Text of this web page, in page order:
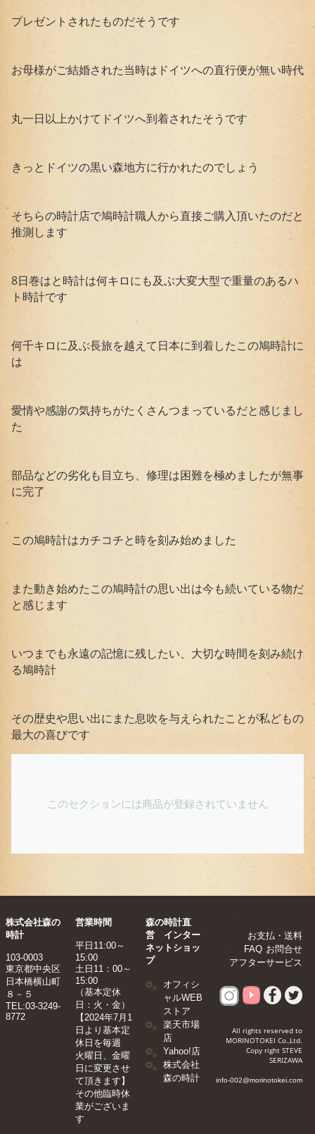
プレゼントされたものだそうです
お母様がご結婚された当時はドイツへの直行便が無い時代
丸一日以上かけてドイツへ到着されたそうです
きっとドイツの黒い森地方に行かれたのでしょう
そちらの時計店で鳩時計職人から直接ご購入頂いたのだと
推測します
8日巻はと時計は何キロにも及ぶ大変大型で重量のあるハ
ト時計です
何千キロに及ぶ長旅を越えて日本に到着したこの鳩時計に
は
愛情や感謝の気持ちがたくさんつまっているだと感じまし
た
部品などの劣化も目立ち、修理は困難を極めましたが無事
に完了
この鳩時計はカチコチと時を刻み始めました
また動き始めたこの鳩時計の思い出は今も続いている物だ
と感じます
いつまでも永遠の記憶に残したい、大切な時間を刻み続け
る鳩時計
その歴史や思い出にまた息吹を与えられたことが私どもの
最大の喜びです
このセクションには商品が登録されていません
株式会社森の
時計
103-0003
東京都中央区
日本橋横山町
８－５
TEL:03-3249-
8772
営業時間
平日11:00～
15:00
土日11：00～
15:00
（基本定休
日：火・金）
【2024年7月1
日より基本定
休日を毎週
火曜日、金曜
日に変更させ
て頂きます】​
その他臨時休
業がございま
す
森の時計直
営 インター
ネットショッ
プ
オフィシ
ャルWEB
ストア
楽天市場
店
Yahoo!店
株式会社
森の時計
お支払・送料
お問合せ
FAQ
アフターサービス
All rights reserved to
MORINOTOKEI Co.,Ltd.
Copy right STEVE
SERIZAWA
info-002@morinotokei.com